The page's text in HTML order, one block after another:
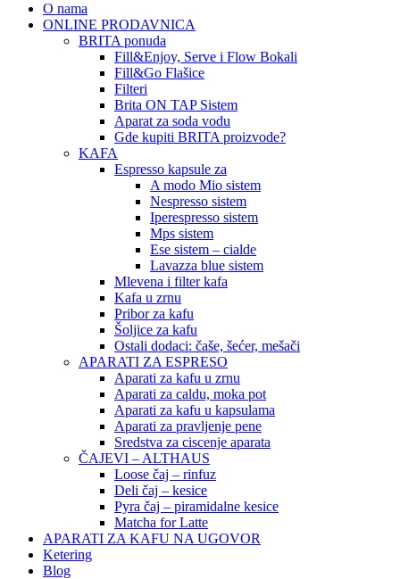
O nama
ONLINE PRODAVNICA
BRITA ponuda
Fill&Enjoy, Serve i Flow Bokali
Fill&Go Flašice
Filteri
Brita ON TAP Sistem
Aparat za soda vodu
Gde kupiti BRITA proizvode?
KAFA
Espresso kapsule za
A modo Mio sistem
Nespresso sistem
Iperespresso sistem
Mps sistem
Ese sistem – cialde
Lavazza blue sistem
Mlevena i filter kafa
Kafa u zrnu
Pribor za kafu
Šoljice za kafu
Ostali dodaci: čaše, šećer, mešači
APARATI ZA ESPRESO
Aparati za kafu u zrnu
Aparati za caldu, moka pot
Aparati za kafu u kapsulama
Aparati za pravljenje pene
Sredstva za ciscenje aparata
ČAJEVI – ALTHAUS
Loose čaj – rinfuz
Deli čaj – kesice
Pyra čaj – piramidalne kesice
Matcha for Latte
APARATI ZA KAFU NA UGOVOR
Ketering
Blog